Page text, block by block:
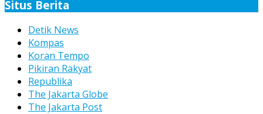
Situs Berita
Detik News
Kompas
Koran Tempo
Pikiran Rakyat
Republika
The Jakarta Globe
The Jakarta Post